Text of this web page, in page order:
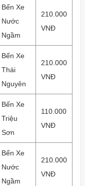
Bến Xe
Nước
Ngầm
210.000
VNĐ
Bến Xe
Thái
Nguyên
210.000
VNĐ
Bến Xe
Triệu
Sơn
110.000
VNĐ
Bến Xe
Nước
Ngầm
210.000
VNĐ